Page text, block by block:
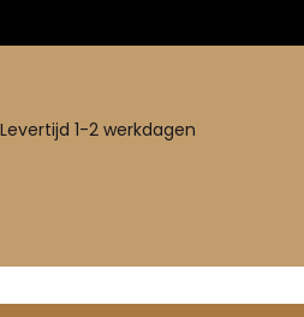
Levertijd 1-2 werkdagen